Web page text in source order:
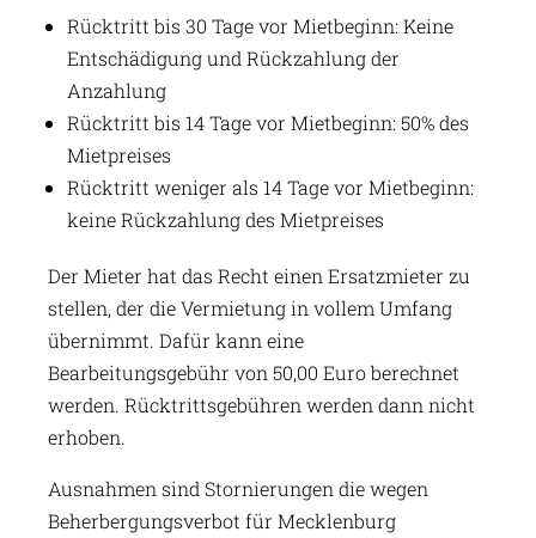
Rücktritt bis 30 Tage vor Mietbeginn: Keine
Entschädigung und Rückzahlung der
Anzahlung
Rücktritt bis 14 Tage vor Mietbeginn: 50% des
Mietpreises
Rücktritt weniger als 14 Tage vor Mietbeginn:
keine Rückzahlung des Mietpreises
Der Mieter hat das Recht einen Ersatzmieter zu
stellen, der die Vermietung in vollem Umfang
übernimmt. Dafür kann eine
Bearbeitungsgebühr von 50,00 Euro berechnet
werden. Rücktrittsgebühren werden dann nicht
erhoben.
Ausnahmen sind Stornierungen die wegen
Beherbergungsverbot für Mecklenburg